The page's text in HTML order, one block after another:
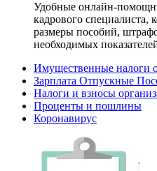
Удобные онлайн-
кадрового специалиста,
размеры пособий,
необходимых
Имущественные налоги
Зарплата Отпускные
Налоги и взносы
Проценты и пошлины
Коронавирус